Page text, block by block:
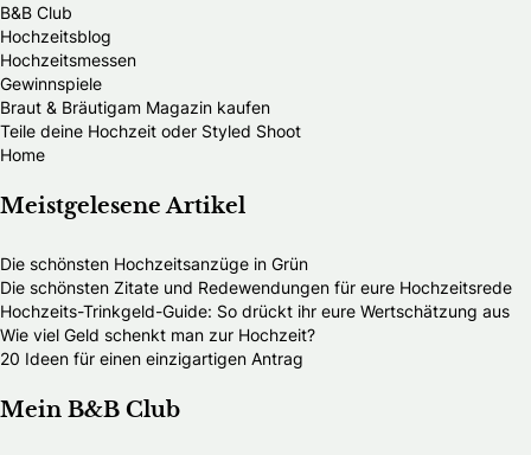
B&B Club
Hochzeitsblog
Hochzeitsmessen
Gewinnspiele
Braut & Bräutigam Magazin kaufen
Teile deine Hochzeit oder Styled Shoot
Home
Meistgelesene Artikel
Die schönsten Hochzeitsanzüge in Grün
Die schönsten Zitate und Redewendungen für eure Hochzeitsrede
Hochzeits-Trinkgeld-Guide: So drückt ihr eure Wertschätzung aus
Wie viel Geld schenkt man zur Hochzeit?
20 Ideen für einen einzigartigen Antrag
Mein B&B Club